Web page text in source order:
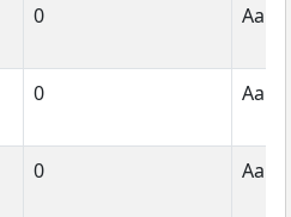
0
0
0